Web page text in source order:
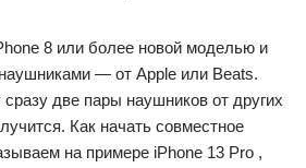
8 или более новой моделью и
— от Apple или Beats.
две пары наушников от других
Как начать совместное
на примере iPhone 13 Pro ,